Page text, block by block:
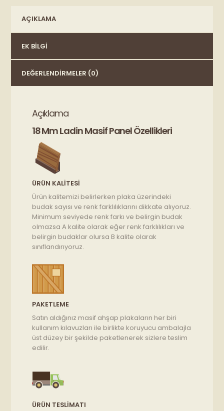
AÇIKLAMA
EK BILGI
DEĞERLENDIRMELER (0)
Açıklama
18 Mm Ladin Masif Panel Özellikleri
ÜRÜN KALITESI
Ürün kalitemizi belirlerken plaka üzerindeki
budak sayısı ve renk farklılıklarını dikkate alıyoruz.
Minimum seviyede renk farkı ve belirgin budak
olmazsa A kalite olarak eğer renk farklılıkları ve
belirgin budaklar olursa B kalite olarak
sınıflandırıyoruz.
PAKETLEME
Satın aldığınız masif ahşap plakaların her biri
kullanım kılavuzları ile birlikte koruyucu ambalajla
üst düzey bir şekilde paketlenerek sizlere teslim
edilir.
ÜRÜN TESLIMATI